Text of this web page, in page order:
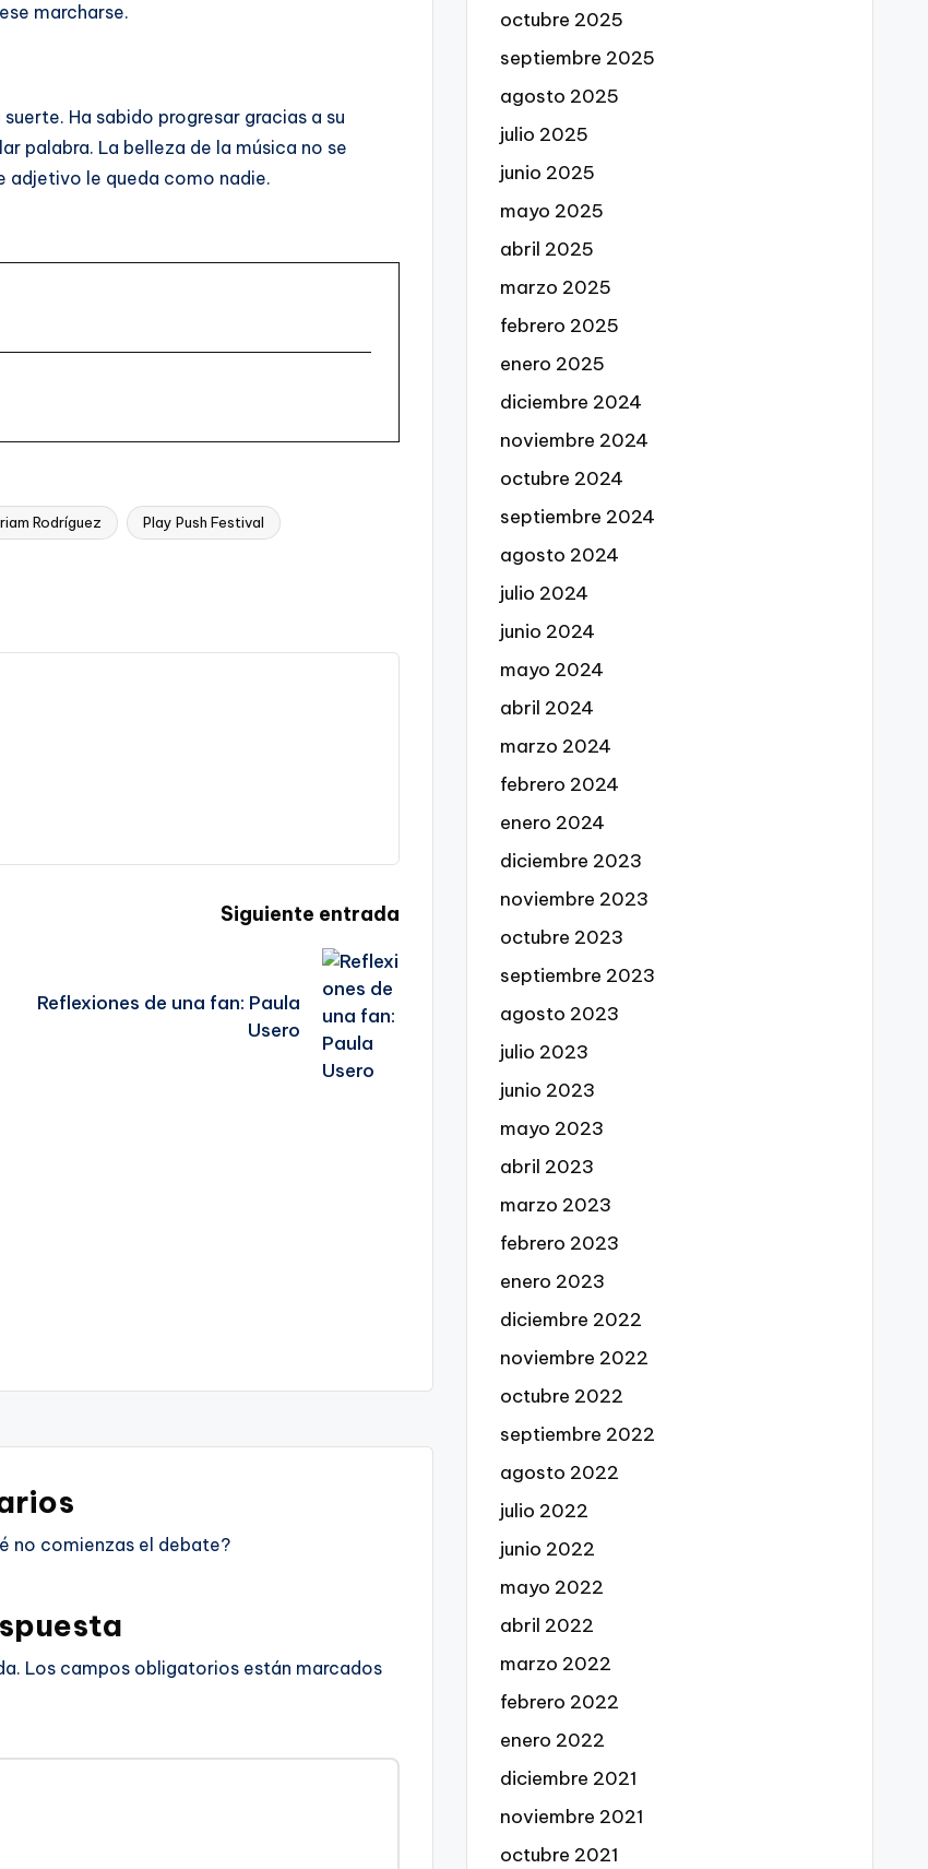
marcharse.
Ha sabido progresar gracias a su
palabra. La belleza de la música no se
adjetivo le queda como nadie.
Rodríguez Play Push Festival
Siguiente entrada
Reflexiones de una fan: Paula
Usero
no comienzas el debate?
Los campos obligatorios están marcados
octubre 2025
septiembre 2025
agosto 2025
julio 2025
junio 2025
mayo 2025
abril 2025
marzo 2025
febrero 2025
enero 2025
diciembre 2024
noviembre 2024
octubre 2024
septiembre 2024
agosto 2024
julio 2024
junio 2024
mayo 2024
abril 2024
marzo 2024
febrero 2024
enero 2024
diciembre 2023
noviembre 2023
octubre 2023
septiembre 2023
agosto 2023
julio 2023
junio 2023
mayo 2023
abril 2023
marzo 2023
febrero 2023
enero 2023
diciembre 2022
noviembre 2022
octubre 2022
septiembre 2022
agosto 2022
julio 2022
junio 2022
mayo 2022
abril 2022
marzo 2022
febrero 2022
enero 2022
diciembre 2021
noviembre 2021
octubre 2021